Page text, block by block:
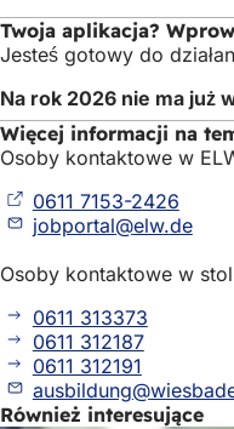
Twoja aplikacja?
Jesteś gotowy do
Na rok 2026 nie ma już
Więcej informacji na
Osoby kontaktowe w
0611 7153-2426
się
nowej
jobportal elw de
Osoby kontaktowe w
0611 313373
0611 312187
0611 312191
ausbildung
Również interesujące